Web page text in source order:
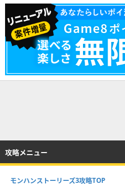
攻略メニュー
モンハンストーリーズ3攻略TOP